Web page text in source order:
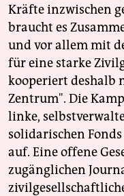
Kräfte inzwischen
braucht es
und vor allem mit
für eine starke
kooperiert deshalb
Zentrum". Die
linke,
solidarischen
auf. Eine offene
zugänglichen